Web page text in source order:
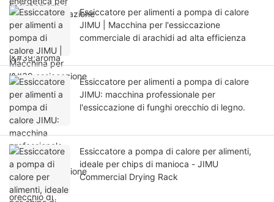
Essiccatore per alimenti a pompa di calore
JIMU | Macchina per l'essiccazione
commerciale di arachidi ad alta efficienza
Essiccatore per alimenti a pompa di calore
JIMU: macchina professionale per
l'essiccazione di funghi orecchio di legno.
Essiccatore a pompa di calore per alimenti,
ideale per chips di manioca - JIMU
Commercial Drying Rack